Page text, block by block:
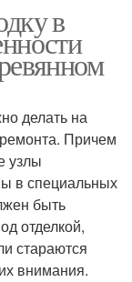
в
делать на
ремонта. Причем
узлы
в специальных
быть
отделкой,
стараются
внимания.